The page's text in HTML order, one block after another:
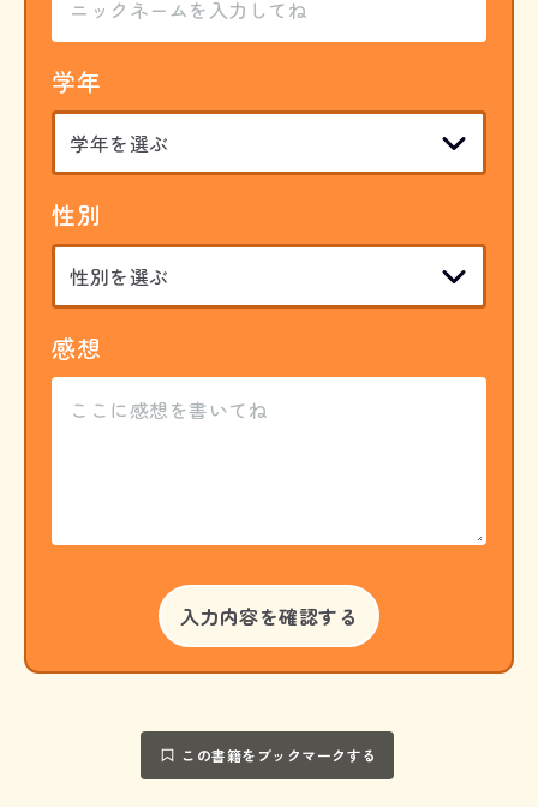
学年
性別
感想
この書籍をブックマークする